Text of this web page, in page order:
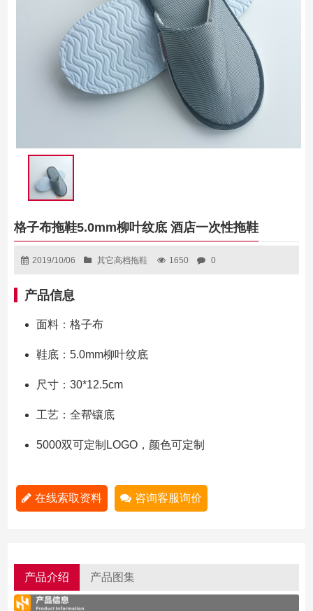
格子布拖鞋5.0mm柳叶纹底 酒店一次性拖鞋
2019/10/06 其它高档拖鞋 1650 0
产品信息
面料：格子布
鞋底：5.0mm柳叶纹底
尺寸：30*12.5cm
工艺：全帮镶底
5000双可定制LOGO，颜色可定制
在线索取资料 咨询客服询价
产品介绍 产品图集